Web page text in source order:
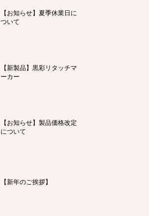
【お知らせ】夏季休業日に
ついて
【新製品】黒彩リタッチマ
ーカー
【お知らせ】製品価格改定
について
【新年のご挨拶】